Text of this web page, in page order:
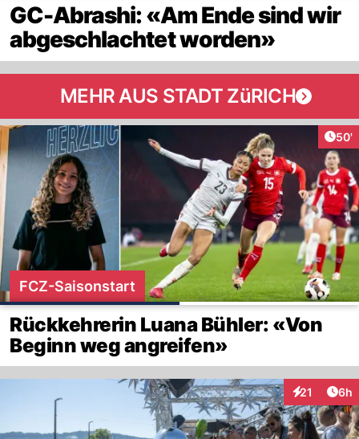
GC-Abrashi: «Am Ende sind wir
abgeschlachtet worden»
MEHR AUS STADT ZüRICH
50'
FCZ-Saisonstart
Rückkehrerin Luana Bühler: «Von
Beginn weg angreifen»
21
Interaktionen
6h